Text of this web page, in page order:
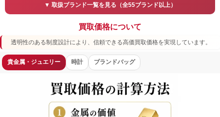
▼ 取扱ブランド一覧を見る（全55ブランド以上）
K24/K18/K14金
プラチナPt950/Pt900 インゴット
金貨
ジュエリー
カルティエ
ティファニー ヴァンクリーフ&アーペル
ハリーウィンストン
ショーメ ブシュロン
ショパール
ピアジェ ミキモト ポメラート
フレッド
買取価格について
透明性のある制度設計により、信頼できる高価買取価格を実現しています。
貴金属・ジュエリー 時計 ブランドバッグ